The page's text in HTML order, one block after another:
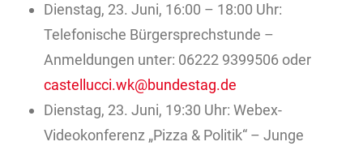
Dienstag, 23. Juni, 16:00 – 18:00 Uhr:
Telefonische Bürgersprechstunde –
Anmeldungen unter: 06222 9399506 oder
castellucci.wk@bundestag.de
Dienstag, 23. Juni, 19:30 Uhr: Webex-
Videokonferenz „Pizza & Politik“ – Junge